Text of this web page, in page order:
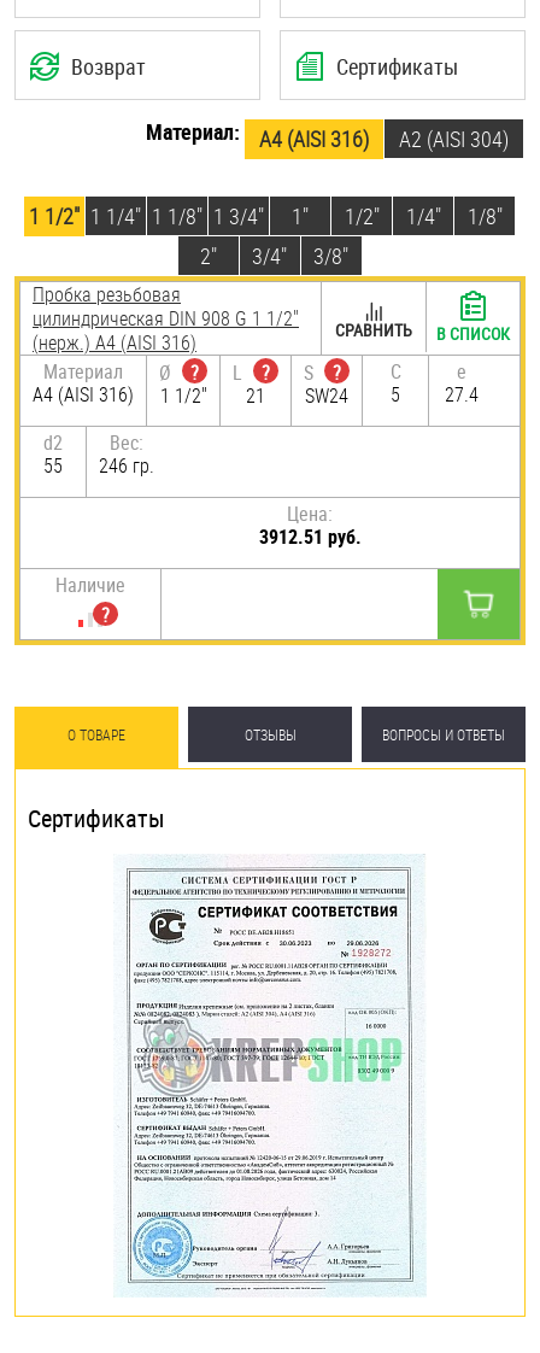
Возврат Сертификаты
Материал: A4 (AISI 316) А2 (AISI 304)
1 1/2" 1 1/4" 1 1/8" 1 3/4" 1" 1/2" 1/4"
1/8"
2"
3/4" 3/8"
Пробка резьбовая
цилиндрическая DIN 908 G 1 1/2"
(нерж.) A4 (AISI 316)
Материал
A4 (AISI 316)
Ø
?
1 1/2"
L
?
21
S
?
SW24
C
5
e
27.4
d2
55
Вес:
246 гр.
Цена:
3912.51 руб.
Наличие
СРАВНИТЬ В СПИСОК
О ТОВАРЕ ОТЗЫВЫ ВОПРОСЫ И ОТВЕТЫ
Сертификаты